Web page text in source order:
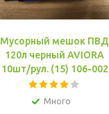
Мусорный мешок ПВД
120л черный AVIORA
10шт/рул. (15) 106-002
Много